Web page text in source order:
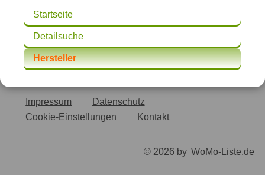
Startseite
Detailsuche
Hersteller
Impressum
Datenschutz
Cookie-Einstellungen
Kontakt
© 2026 by WoMo-Liste.de